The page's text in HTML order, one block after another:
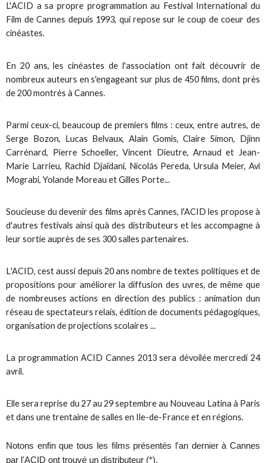
L'ACID a sa propre programmation au Festival International du
Film de Cannes depuis 1993, qui repose sur le coup de coeur des
cinéastes.
En 20 ans, les cinéastes de l'association ont fait découvrir de
nombreux auteurs en s'engageant sur plus de 450 films, dont près
de 200 montrés à Cannes.
Parmi ceux-ci, beaucoup de premiers films : ceux, entre autres, de
Serge Bozon, Lucas Belvaux, Alain Gomis, Claire Simon, Djinn
Carrénard, Pierre Schoeller, Vincent Dieutre, Arnaud et Jean-
Marie Larrieu, Rachid Djaïdani, Nicolás Pereda, Ursula Meier, Avi
Mograbi, Yolande Moreau et Gilles Porte...
Soucieuse du devenir des films après Cannes, l'ACID les propose à
d'autres festivals ainsi quà des distributeurs et les accompagne à
leur sortie auprès de ses 300 salles partenaires.
L'ACID, cest aussi depuis 20 ans nombre de textes politiques et de
propositions pour améliorer la diffusion des uvres, de même que
de nombreuses actions en direction des publics : animation dun
réseau de spectateurs relais, édition de documents pédagogiques,
organisation de projections scolaires ...
La programmationACID Cannes 2013 sera dévoilée mercredi 24
avril.
Elle sera reprise du 27 au 29 septembre au Nouveau Latina à Paris
et dans une trentaine de salles en Ile-de-France et en régions.
Notons enfin que tous les films présentés l'an dernier à Cannes
par l'ACID ont trouvé un distributeur (*).